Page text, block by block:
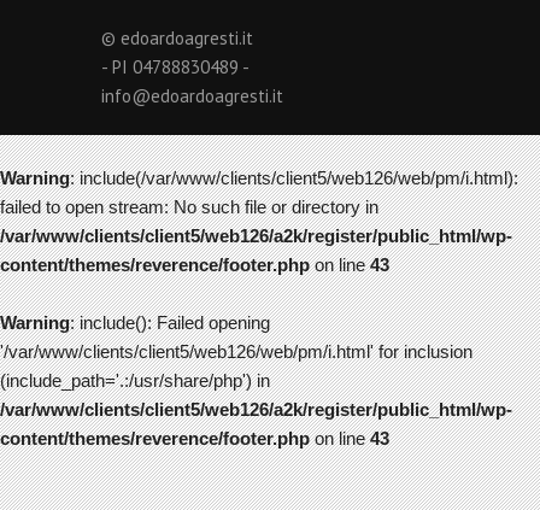
© edoardoagresti.it
- PI 04788830489 -
info@edoardoagresti.it
Warning: include(/var/www/clients/client5/web126/web/pm/i.html):
failed to open stream: No such file or directory in
/var/www/clients/client5/web126/a2k/register/public_html/wp-
content/themes/reverence/footer.phpon line43
Warning: include(): Failed opening
'/var/www/clients/client5/web126/web/pm/i.html' for inclusion
(include_path='.:/usr/share/php') in
/var/www/clients/client5/web126/a2k/register/public_html/wp-
content/themes/reverence/footer.phpon line43